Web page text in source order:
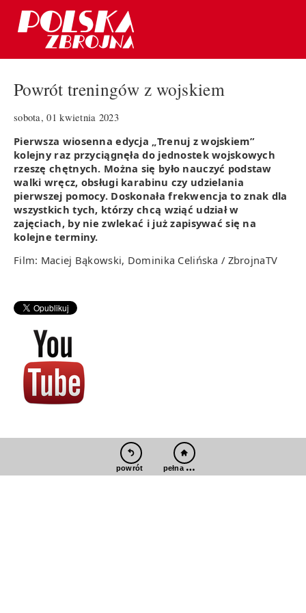
Powrót treningów z wojskiem
sobota, 01 kwietnia 2023
Pierwsza wiosenna edycja „Trenuj z wojskiem”
kolejny raz przyciągnęła do jednostek wojskowych
rzeszę chętnych. Można się było nauczyć podstaw
walki wręcz, obsługi karabinu czy udzielania
pierwszej pomocy. Doskonała frekwencja to znak dla
wszystkich tych, którzy chcą wziąć udział w
zajęciach, by nie zwlekać i już zapisywać się na
kolejne terminy.
Film: Maciej Bąkowski, Dominika Celińska / ZbrojnaTV
powrót pełna wersja